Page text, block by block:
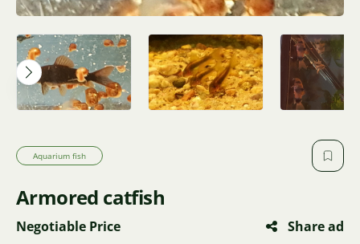
Aquarium fish
Armored catfish
Negotiable Price
Share ad